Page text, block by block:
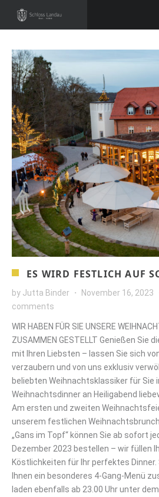
ES WIRD FESTLICH AUF
by Jutta Binder November 16, 2023
comments
WIR HABEN FÜR SIE UNSERE
ZUSAMMEN GESTELLT Genießen Sie
mit Ihren Liebsten – lassen Sie sich
verzaubern und von uns exklusiv
beliebten Weihnachtsklassiker für Sie
Weihnachtsdinner an Heiligabend
Am ersten und zweiten
unserem festlichen
„Gans im Topf“ können Sie ab sofort
Dezember 2023 bestellen – wir füllen
Köstlichkeiten für Ihr perfektes
Ihnen ein besonderes 4-Gang-Menü
laden ebenfalls ab 23.00 Uhr unter